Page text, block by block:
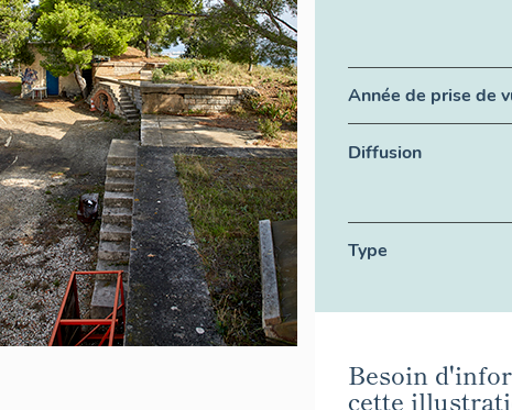
Année de prise de
Diffusion
Type
Besoin
cette